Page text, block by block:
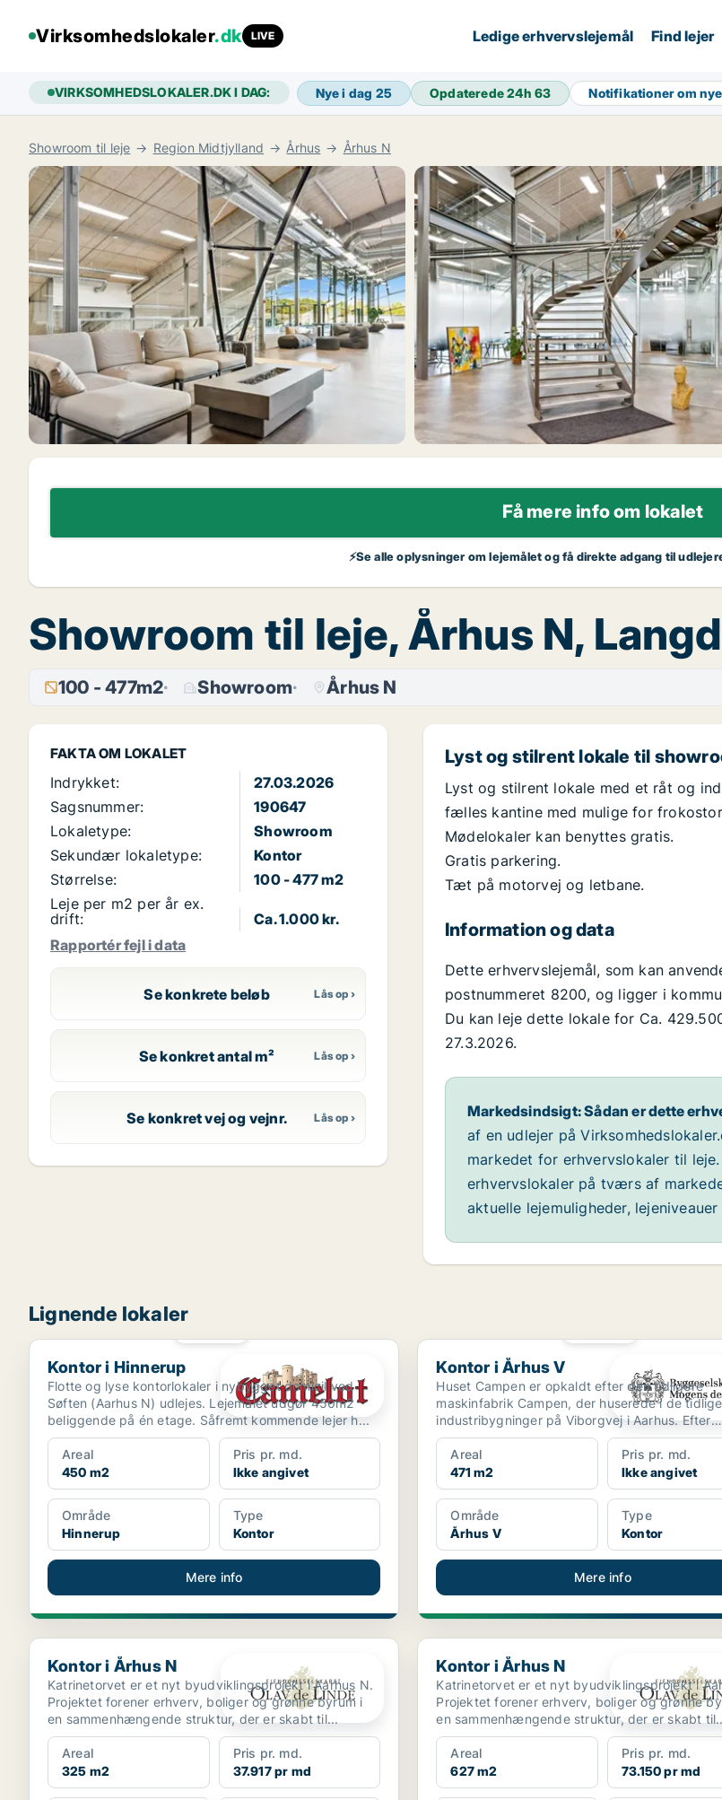
Virksomhedslokaler.dk LIVE Ledige erhvervslejemål Find lejer
VIRKSOMHEDSLOKALER.DK I DAG: Nye i dag 25 Opdaterede 24h63 Notifikationer om
Showroom til leje Region Midtjylland Århus Århus N
Få mere info om lokalet
⚡Se alle oplysninger om lejemålet og få direkte adgang til
Showroom til leje, Århus N,
100 - 477m2 Showroom Århus N
FAKTA OM LOKALET
Indrykket:
27.03.2026
Sagsnummer:
190647
Lokaletype:
Showroom
Sekundær lokaletype:
Kontor
Størrelse:
100 - 477 m2
Leje per m2 per år ex.
drift:
Ca. 1.000 kr.
Rapportér fejl i data
Se konkrete beløb
Se konkret antal m²
Se konkret vej og vejnr.
Lyst og stilrent lokale til
Lyst og stilrent lokale med et råt og
fælles kantine med mulige for
Mødelokaler kan benyttes gratis.
Gratis parkering.
Tæt på motorvej og letbane.
Information og data
Dette erhvervslejemål, som kan
postnummeret 8200, og ligger i
Du kan leje dette lokale for Ca.
27.3.2026.
Markedsindsigt: Sådan er dette
af en udlejer på
markedet for erhvervslokaler til
erhvervslokaler på tværs af
aktuelle lejemuligheder,
Lignende lokaler
Kontor i Hinnerup
Kontor i Hinnerup
Flotte og lyse kontorlokaler i nybygget domicil ved
Søften (Aarhus N) udlejes. Lejemålet udgør 450m2
beliggende på én etage. Såfremt kommende lejer h...
Areal
450 m2
Pris pr. md.
Ikke angivet
Område
Hinnerup
Type
Kontor
Mere info
Kontor i Århus V
Kontor i Århus V
Huset Campen er opkaldt efter den tidligere
maskinfabrik Campen, der huserede i de
industribygninger på Viborgvej i Aarhus. Efter
omfattende istand...
Areal
471 m2
Pris pr. md.
Ikke angivet
Område
Århus V
Type
Kontor
Mere info
Kontor i Århus N
Kontor i Århus N
Katrinetorvet er et nyt byudviklingsprojekt i Aarhus N.
Projektet forener erhverv, boliger og grønne byrum i
en sammenhængende struktur, der er skabt til...
Areal
325 m2
Pris pr. md.
37.917 pr md
Kontor i Århus N
Kontor i Århus N
Katrinetorvet er et nyt byudviklingsprojekt i
Projektet forener erhverv, boliger og grønne
en sammenhængende struktur, der er skabt
Areal
627 m2
Pris pr. md.
73.150 pr md